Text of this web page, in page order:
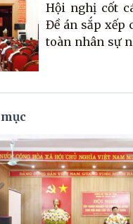
Hội nghị cốt
Đề án sắp xếp
toàn nhân sự